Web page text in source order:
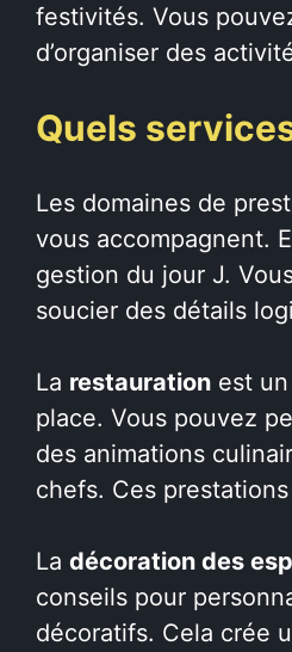
festivités. Vous
d’organiser des
Quels
Les domaines de
vous accompagnent.
gestion du jour J.
soucier des détails
La restauration est
place. Vous pouvez
des animations
chefs. Ces
La décoration des
conseils pour
décoratifs. Cela crée